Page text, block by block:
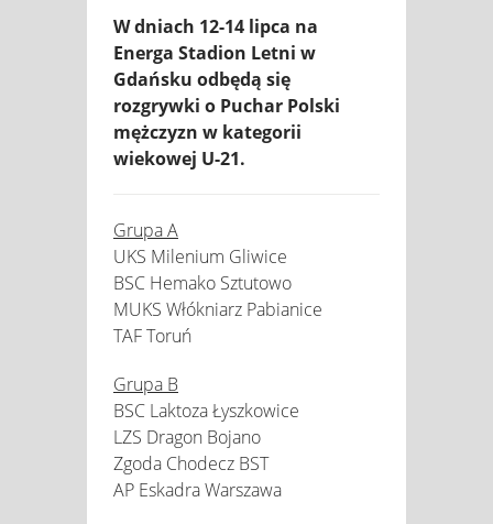
W dniach 12-14 lipca na
Energa Stadion Letni w
Gdańsku odbędą się
rozgrywki o Puchar Polski
mężczyzn w kategorii
wiekowej U-21.
Grupa A
UKS Milenium Gliwice
BSC Hemako Sztutowo
MUKS Włókniarz Pabianice
TAF Toruń
Grupa B
BSC Laktoza Łyszkowice
LZS Dragon Bojano
Zgoda Chodecz BST
AP Eskadra Warszawa